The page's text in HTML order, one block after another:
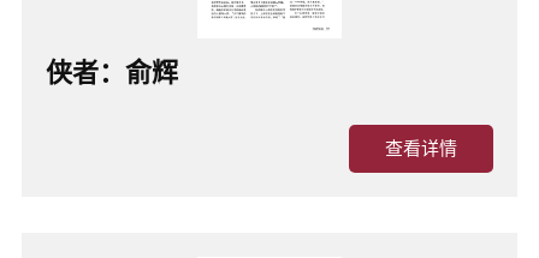
侠者：俞辉
查看详情